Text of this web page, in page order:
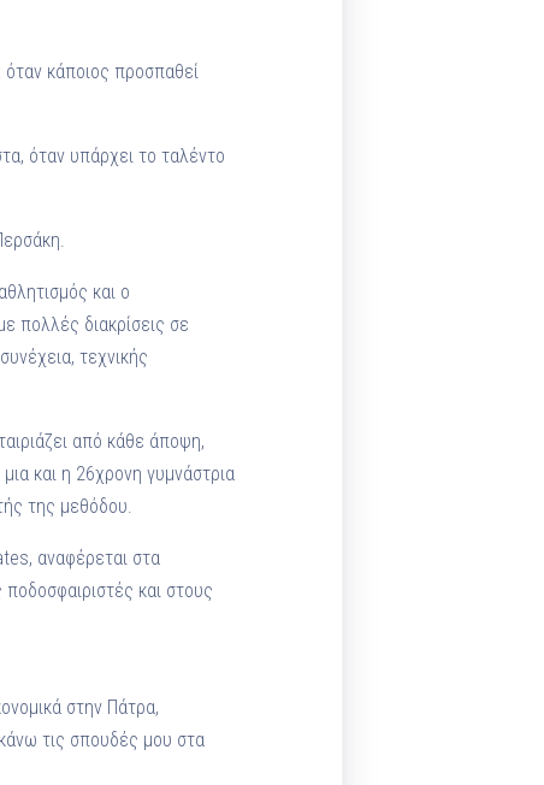
όταν κάποιος προσπαθεί
όταν υπάρχει το ταλέντο
και ο
πολλές διακρίσεις σε
τεχνικής
από κάθε άποψη,
και η 26χρονη γυμνάστρια
της μεθόδου.
αναφέρεται στα
και στους
στην Πάτρα,
τις σπουδές μου στα